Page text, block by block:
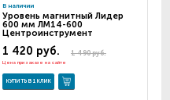
В наличии
Уровень магнитный Лидер
600 мм ЛМ14-600
Центроинструмент
1 490 руб.
1 420 руб.
Цена при заказе на сайте
КУПИТЬ В 1 КЛИК